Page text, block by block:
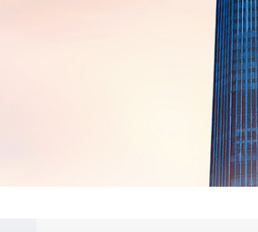
亚控知识库